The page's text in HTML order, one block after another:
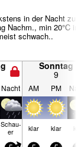
in der Nacht zu
Nachm., min 20°C in
schwach..
Sonntag
9
Nacht AM PM
Schau­
er klar klar